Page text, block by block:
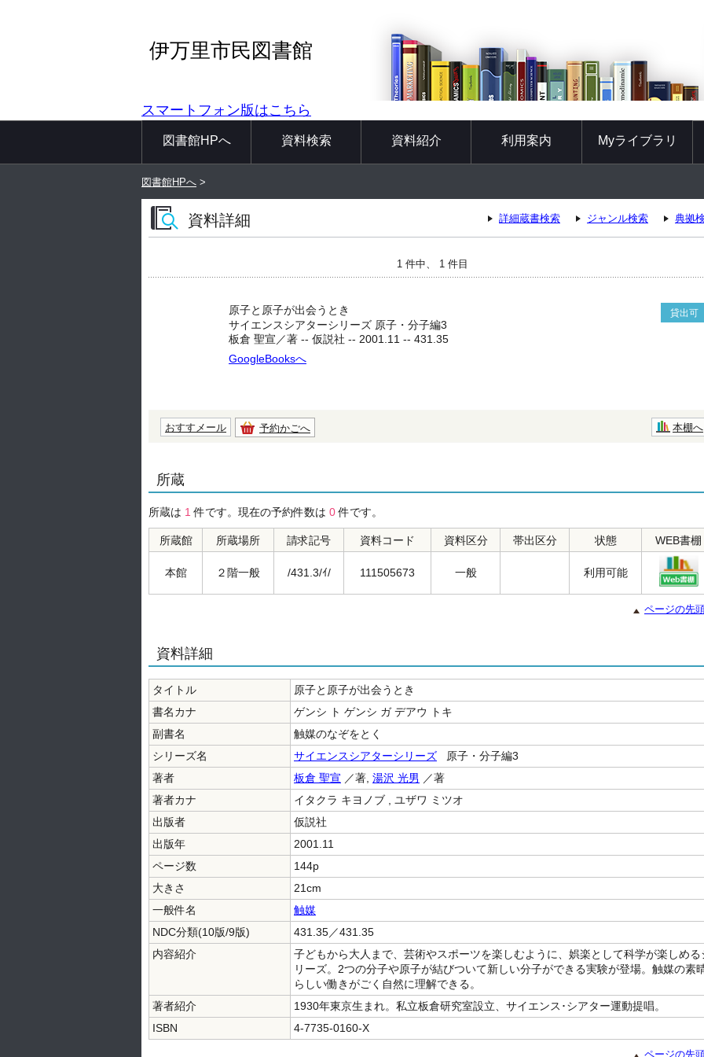
伊万里市民図書館
スマートフォン版はこちら
図書館HPへ 資料検索 資料紹介 利用案内 Myライブラリ
図書館HPへ >
資料詳細 詳細蔵書検索 ジャンル検索 典拠
1 件中、 1 件目
原子と原子が出会うとき 貸出可
サイエンスシアターシリーズ 原子・分子編3
板倉 聖宣／著 -- 仮説社 -- 2001.11 -- 431.35
GoogleBooksへ
おすすメール 予約かごへ 本棚へ
所蔵
所蔵は 1 件です。現在の予約件数は 0件です。
所蔵館 所蔵場所 請求記号 資料コード 資料区分 帯出区分 状態 WEB書棚
本館 ２階一般 /431.3/ｲ/ 111505673 一般 利用可能
ページの先
資料詳細
タイトル
原子と原子が出会うとき
書名カナ
ゲンシ ト ゲンシ ガ デアウ トキ
副書名
触媒のなぞをとく
シリーズ名
サイエンスシアターシリーズ 原子・分子編3
著者
板倉 聖宣 ／著, 湯沢 光男 ／著
著者カナ
イタクラ キヨノブ , ユザワ ミツオ
出版者
仮説社
出版年
2001.11
ページ数
144p
大きさ
21cm
一般件名
触媒
NDC分類(10版/9版)
431.35／431.35
内容紹介
子どもから大人まで、芸術やスポーツを楽しむように、娯楽として科学が楽しめる
リーズ。2つの分子や原子が結びついて新しい分子ができる実験が登場。触媒の素
らしい働きがごく自然に理解できる。
著者紹介
1930年東京生まれ。私立板倉研究室設立、サイエンス･シアター運動提唱。
ISBN
4-7735-0160-X
ページの先